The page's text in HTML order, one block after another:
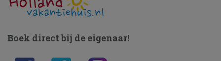
Boek direct bij de eigenaar!